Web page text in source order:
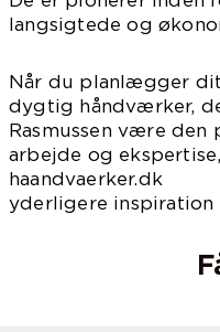
langsigtede og
Når du planlægger
dygtig håndværker,
Rasmussen være den
arbejde og
haandvaerker.dk
yderligere inspiration